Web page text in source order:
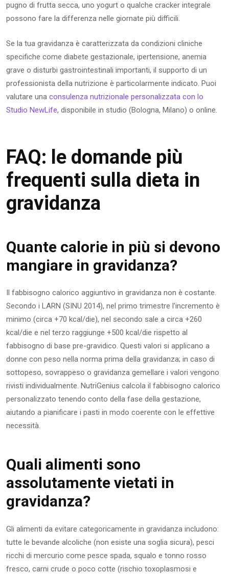
pugno di frutta secca, uno yogurt o qualche cracker integrale
possono fare la differenza nelle giornate più difficili.
Se la tua gravidanza è caratterizzata da condizioni cliniche
specifiche come diabete gestazionale, ipertensione, anemia
grave o disturbi gastrointestinali importanti, il supporto di un
professionista della nutrizione è particolarmente indicato. Puoi
valutare una consulenza nutrizionale personalizzata con lo
Studio NewLife, disponibile in studio (Bologna, Milano) o online.
FAQ: le domande più
frequenti sulla dieta in
gravidanza
Quante calorie in più si devono
mangiare in gravidanza?
Il fabbisogno calorico aggiuntivo in gravidanza non è costante.
Secondo i LARN (SINU 2014), nel primo trimestre l’incremento è
minimo (circa +70 kcal/die), nel secondo sale a circa +260
kcal/die e nel terzo raggiunge +500 kcal/die rispetto al
fabbisogno di base pre-gravidico. Questi valori si applicano a
donne con peso nella norma prima della gravidanza; in caso di
sottopeso, sovrappeso o gravidanza gemellare i valori vengono
rivisti individualmente. NutriGenius calcola il fabbisogno calorico
personalizzato tenendo conto della fase della gestazione,
aiutando a pianificare i pasti in modo coerente con le effettive
necessità.
Quali alimenti sono
assolutamente vietati in
gravidanza?
Gli alimenti da evitare categoricamente in gravidanza includono:
tutte le bevande alcoliche (non esiste una soglia sicura), pesci
ricchi di mercurio come pesce spada, squalo e tonno rosso
fresco, carni crude o poco cotte (rischio toxoplasmosi e